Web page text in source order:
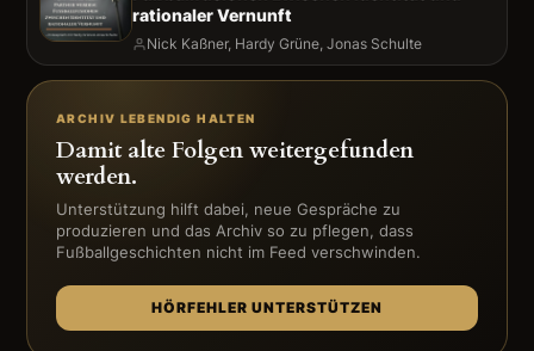
rationaler Vernunft
Nick Kaßner, Hardy Grüne, Jonas Schulte
ARCHIV LEBENDIG HALTEN
Damit alte Folgen weitergefunden
werden.
Unterstützung hilft dabei, neue Gespräche zu
produzieren und das Archiv so zu pflegen, dass
Fußballgeschichten nicht im Feed verschwinden.
HÖRFEHLER UNTERSTÜTZEN